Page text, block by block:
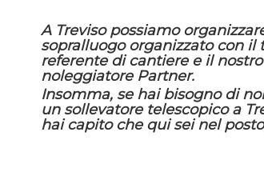
A Treviso possiamo
sopralluogo organizzato con il
referente di cantiere e il nostro
noleggiatore Partner.
Insomma, se hai bisogno di
un sollevatore telescopico a
hai capito che qui sei nel